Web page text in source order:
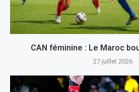
CAN féminine : Le Maroc
27 juillet 2026